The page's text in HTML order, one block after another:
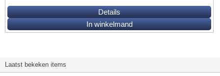
Details
In winkelmand
Laatst bekeken items